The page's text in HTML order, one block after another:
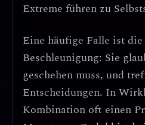
Extreme führen zu
Eine häufige Falle ist die
Beschleunigung: Sie
geschehen muss, und
Entscheidungen. In
Kombination oft einen